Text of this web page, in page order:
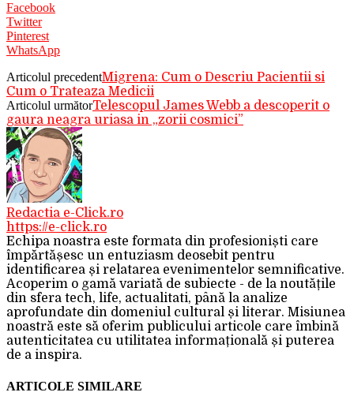
Facebook
Twitter
Pinterest
WhatsApp
Articolul precedentMigrena: Cum o Descriu Pacientii si
Cum o Trateaza Medicii
Articolul următorTelescopul James Webb a descoperit o
gaura neagra uriasa in „zorii cosmici”
Redactia e-Click.ro
https://e-click.ro
Echipa noastra este formata din profesioniști care
împărtășesc un entuziasm deosebit pentru
identificarea și relatarea evenimentelor semnificative.
Acoperim o gamă variată de subiecte - de la noutățile
din sfera tech, life, actualitati, până la analize
aprofundate din domeniul cultural și literar. Misiunea
noastră este să oferim publicului articole care îmbină
autenticitatea cu utilitatea informațională și puterea
de a inspira.
ARTICOLE SIMILARE